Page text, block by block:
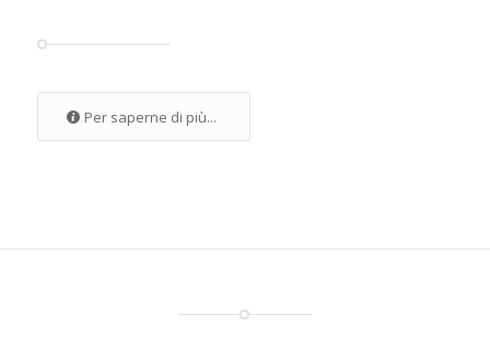
Per saperne di più...